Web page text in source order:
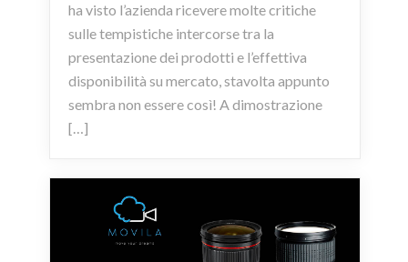
ha visto l’azienda ricevere molte critiche
sulle tempistiche intercorse tra la
presentazione dei prodotti e l’effettiva
disponibilità su mercato, stavolta appunto
sembra non essere così! A dimostrazione
[…]